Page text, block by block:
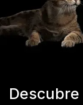
Descubre